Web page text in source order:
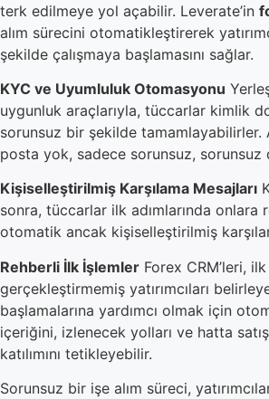
terk edilmeye yol açabilir. Leverate’in
alım sürecini otomatikleştirerek
şekilde çalışmaya başlamasını sağlar.
KYC ve Uyumluluk Otomasyonu
uygunluk araçlarıyla, tüccarlar kimlik
sorunsuz bir şekilde tamamlayabilirler.
posta yok, sadece sorunsuz, sorunsuz
Kişiselleştirilmiş Karşılama Mesajları
sonra, tüccarlar ilk adımlarında onlara
otomatik ancak kişiselleştirilmiş
Rehberli İlk İşlemler Forex CRM’leri,
gerçekleştirmemiş yatırımcıları
başlamalarına yardımcı olmak için
içeriğini, izlenecek yolları ve hatta
katılımını tetikleyebilir.
Sorunsuz bir işe alım süreci,